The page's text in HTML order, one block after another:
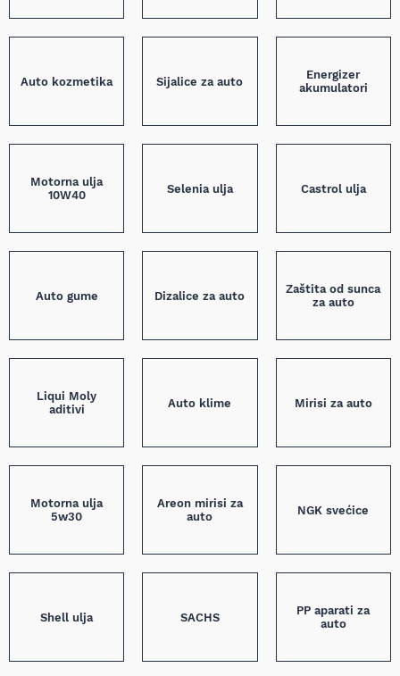
Auto kozmetika Sijalice za auto
Energizer
akumulatori
Motorna ulja
10W40
Selenia ulja Castrol ulja
Auto gume Dizalice za auto
Zaštita od sunca
za auto
Liqui Moly
aditivi
Auto klime Mirisi za auto
Motorna ulja
5w30
Areon mirisi za
auto
NGK svećice
Shell ulja SACHS
PP aparati za
auto